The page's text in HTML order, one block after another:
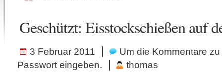
Geschützt: Eisstockschießen auf
3 Februar 2011 |
Um die Kommentare
Passwort eingeben.
| thomas